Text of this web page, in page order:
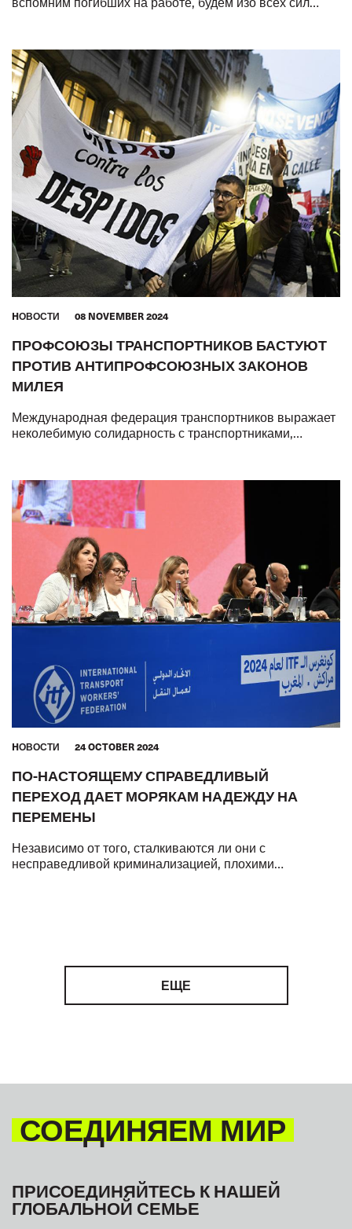
HОВОСТИ 08 NOVEMBER 2024
ПРОФСОЮЗЫ ТРАНСПОРТНИКОВ БАСТУЮТ
ПРОТИВ АНТИПРОФСОЮЗНЫХ ЗАКОНОВ
МИЛЕЯ
Международная федерация транспортников выражает
неколебимую солидарность с транспортниками,
HОВОСТИ 24 OCTOBER 2024
ПО-НАСТОЯЩЕМУ СПРАВЕДЛИВЫЙ
ПЕРЕХОД ДАЕТ МОРЯКАМ НАДЕЖДУ НА
ПЕРЕМЕНЫ
Независимо от того, сталкиваются ли они с
несправедливой криминализацией, плохими
ЕЩЕ
СОЕДИНЯЕМ МИР
ПРИСОЕДИНЯЙТЕСЬ К НАШЕЙ
ГЛОБАЛЬНОЙ СЕМЬЕ